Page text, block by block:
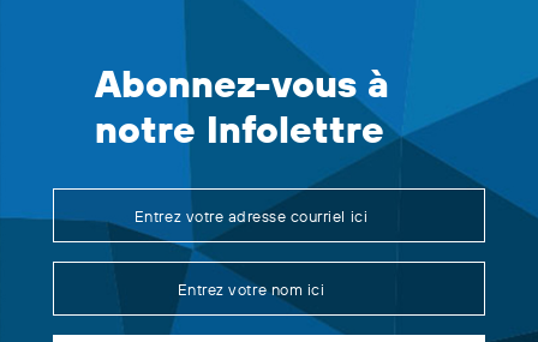
Abonnez-vous à
notre Infolettre